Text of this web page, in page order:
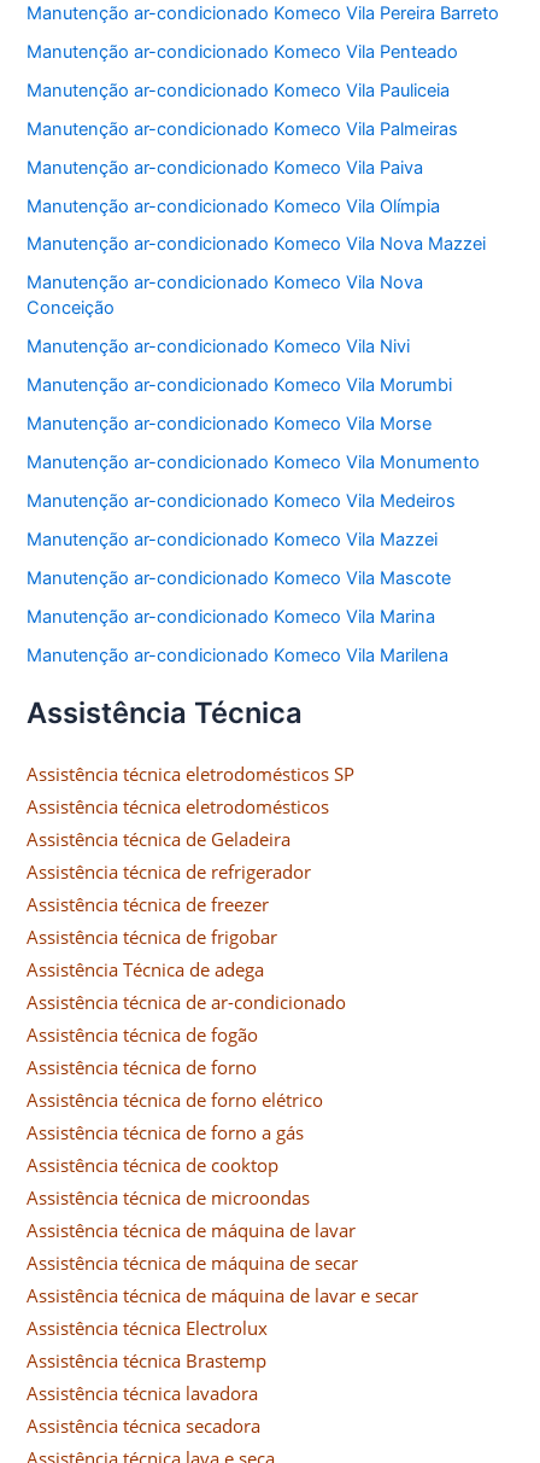
Manutenção ar-condicionado Komeco Vila Pereira Barreto
Manutenção ar-condicionado Komeco Vila Penteado
Manutenção ar-condicionado Komeco Vila Pauliceia
Manutenção ar-condicionado Komeco Vila Palmeiras
Manutenção ar-condicionado Komeco Vila Paiva
Manutenção ar-condicionado Komeco Vila Olímpia
Manutenção ar-condicionado Komeco Vila Nova Mazzei
Manutenção ar-condicionado Komeco Vila Nova
Conceição
Manutenção ar-condicionado Komeco Vila Nivi
Manutenção ar-condicionado Komeco Vila Morumbi
Manutenção ar-condicionado Komeco Vila Morse
Manutenção ar-condicionado Komeco Vila Monumento
Manutenção ar-condicionado Komeco Vila Medeiros
Manutenção ar-condicionado Komeco Vila Mazzei
Manutenção ar-condicionado Komeco Vila Mascote
Manutenção ar-condicionado Komeco Vila Marina
Manutenção ar-condicionado Komeco Vila Marilena
Assistência Técnica
Assistência técnica eletrodomésticos SP
Assistência técnica eletrodomésticos
Assistência técnica de Geladeira
Assistência técnica de refrigerador
Assistência técnica de freezer
Assistência técnica de frigobar
Assistência Técnica de adega
Assistência técnica de ar-condicionado
Assistência técnica de fogão
Assistência técnica de forno
Assistência técnica de forno elétrico
Assistência técnica de forno a gás
Assistência técnica de cooktop
Assistência técnica de microondas
Assistência técnica de máquina de lavar
Assistência técnica de máquina de secar
Assistência técnica de máquina de lavar e secar
Assistência técnica Electrolux
Assistência técnica Brastemp
Assistência técnica lavadora
Assistência técnica secadora